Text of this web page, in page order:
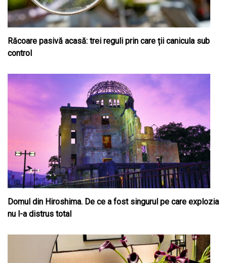
Răcoare pasivă acasă: trei reguli prin care ții canicula sub
control
Domul din Hiroshima. De ce a fost singurul pe care explozia
nu l-a distrus total